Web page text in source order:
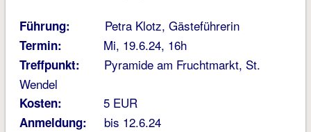
Führung: Petra Klotz, Gästeführerin
Termin: Mi, 19.6.24, 16h
Treffpunkt: Pyramide am Fruchtmarkt, St.
Wendel
Kosten: 5 EUR
Anmeldung: bis 12.6.24